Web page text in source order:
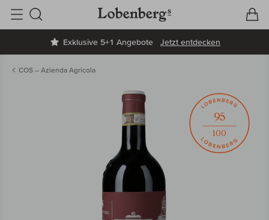
Exklusive 5+1 Angebote Jetzt entdecken
Suche
COS – Azienda Agricola
95
100